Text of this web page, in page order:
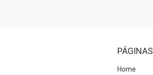
PÁGINAS
Home